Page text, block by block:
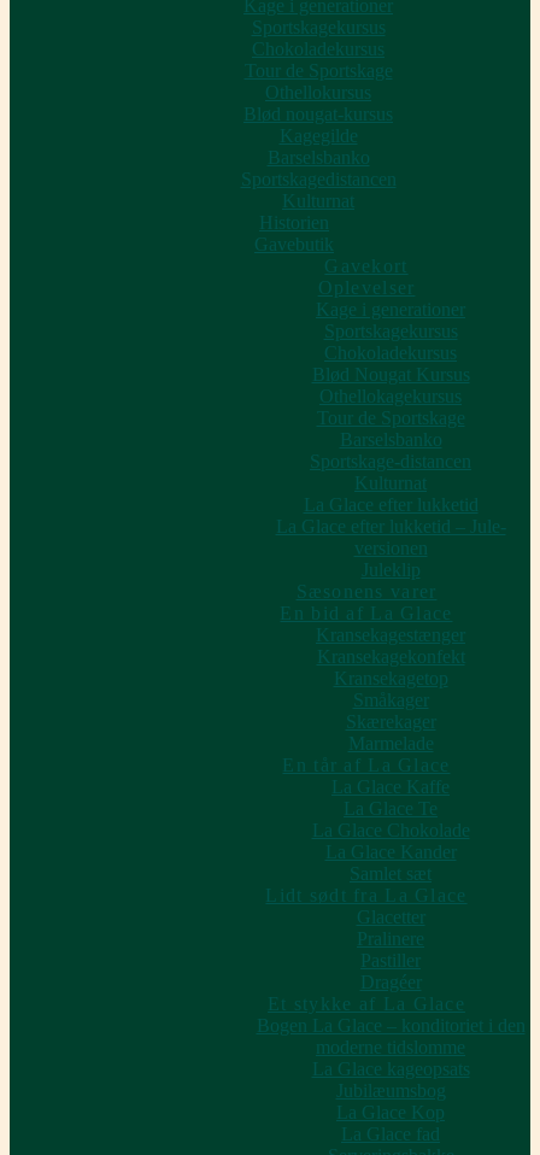
Kage i generationer
Sportskagekursus
Chokoladekursus
Tour de Sportskage
Othellokursus
Blød nougat-kursus
Kagegilde
Barselsbanko
Sportskagedistancen
Kulturnat
Historien
Gavebutik
Gavekort
Oplevelser
Kage i generationer
Sportskagekursus
Chokoladekursus
Blød Nougat Kursus
Othellokagekursus
Tour de Sportskage
Barselsbanko
Sportskage-distancen
Kulturnat
La Glace efter lukketid
La Glace efter lukketid – Jule-
versionen
Juleklip
Sæsonens varer
En bid af La Glace
Kransekagestænger
Kransekagekonfekt
Kransekagetop
Småkager
Skærekager
Marmelade
En tår af La Glace
La Glace Kaffe
La Glace Te
La Glace Chokolade
La Glace Kander
Samlet sæt
Lidt sødt fra La Glace
Glacetter
Pralinere
Pastiller
Dragéer
Et stykke af La Glace
Bogen La Glace – konditoriet i den
moderne tidslomme
La Glace kageopsats
Jubilæumsbog
La Glace Kop
La Glace fad